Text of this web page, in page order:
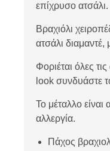
επίχρυσο ατσάλι.
Βραχιόλι
ατσάλι διαμαντέ,
Φοριέται όλες
look συνδυάστε
Το μέταλλο είναι
αλλεργία.
Πάχος